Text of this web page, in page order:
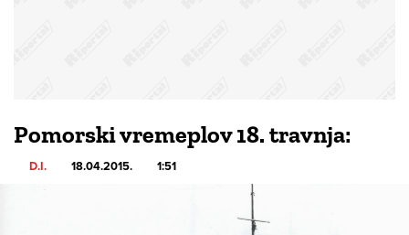
Pomorski vremeplov 18. travnja:
D.I. 18.04.2015. 1:51